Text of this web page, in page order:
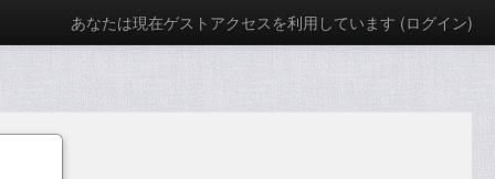
あなたは現在ゲストアクセスを利用しています (ログイン)